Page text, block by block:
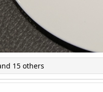
15 others